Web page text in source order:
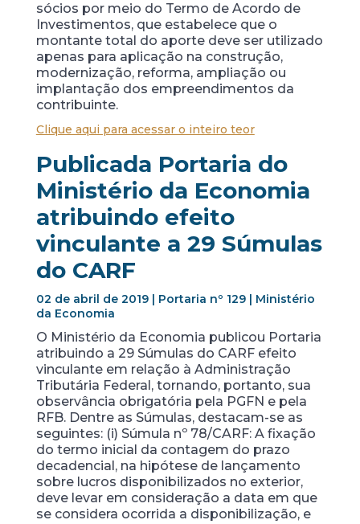
sócios por meio do Termo de Acordo de
Investimentos, que estabelece que o
montante total do aporte deve ser utilizado
apenas para aplicação na construção,
modernização, reforma, ampliação ou
implantação dos empreendimentos da
contribuinte.
Clique aqui para acessar o inteiro teor
Publicada Portaria do
Ministério da Economia
atribuindo efeito
vinculante a 29 Súmulas
do CARF
02 de abril de 2019 | Portaria nº 129 | Ministério
da Economia
O Ministério da Economia publicou Portaria
atribuindo a 29 Súmulas do CARF efeito
vinculante em relação à Administração
Tributária Federal, tornando, portanto, sua
observância obrigatória pela PGFN e pela
RFB. Dentre as Súmulas, destacam-se as
seguintes: (i) Súmula nº 78/CARF: A fixação
do termo inicial da contagem do prazo
decadencial, na hipótese de lançamento
sobre lucros disponibilizados no exterior,
deve levar em consideração a data em que
se considera ocorrida a disponibilização, e